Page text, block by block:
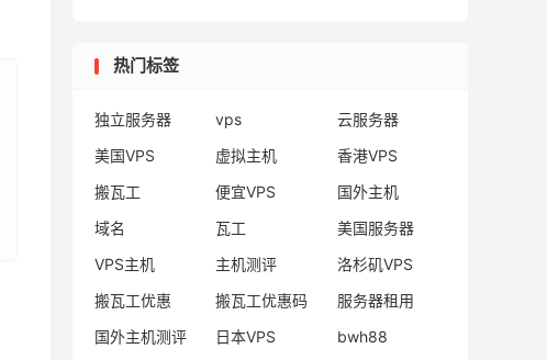
热门标签
独立服务器 vps
云服务器
美国VPS
虚拟主机
香港VPS
搬瓦工
便宜VPS
国外主机
域名
瓦工
美国服务器
VPS主机
主机测评
洛杉矶VPS
搬瓦工优惠
搬瓦工优惠码
服务器租用
国外主机测评
日本VPS
bwh88